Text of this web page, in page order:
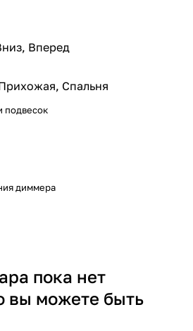
, Вперед
, Спальня
подвесок
диммера
пока нет
вы можете быть